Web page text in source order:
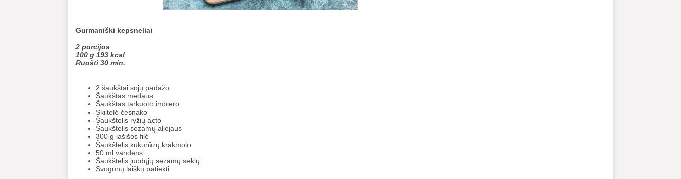
Gurmaniški kepsneliai
2 porcijos
100 g 193 kcal
Ruošti 30 min.
2 šaukštai sojų padažo
Šaukštas medaus
Šaukštas tarkuoto imbiero
Skiltelė česnako
Šaukštelis ryžių acto
Šaukštelis sezamų aliejaus
300 g lašišos filė
Šaukštelis kukurūzų krakmolo
50 ml vandens
Šaukštelis juodųjų sezamų sėklų
Svogūnų laiškų patiekti